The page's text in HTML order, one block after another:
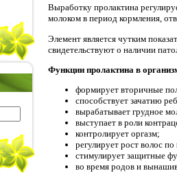
Выработку пролактина
молоком в период кормления,
Элемент является чутким
свидетельствуют о наличии
Функции пролактина в
формирует вторичные
способствует зачатию
вырабатывает грудное
выступает в роли
контролирует оргазм;
регулирует рост волос по
стимулирует защитные
во время родов и